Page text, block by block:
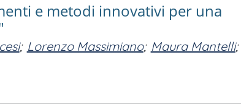
e metodi innovativi per una
; Lorenzo Massimiano; Maura Mantelli;